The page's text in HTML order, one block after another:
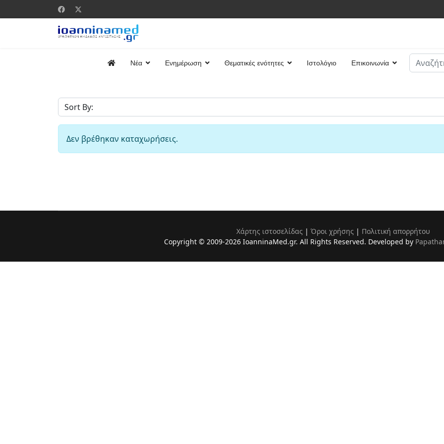
Νέα Ενημέρωση Θεματικές ενότητες Ιστολόγιο Επικοινωνία
Δεν βρέθηκαν καταχωρήσεις.
Χάρτης ιστοσελίδας| Όροι χρήσης| Πολιτική απορρήτου
Copyright © 2009-2026 IoanninaMed.gr. All Rights Reserved. Developed by